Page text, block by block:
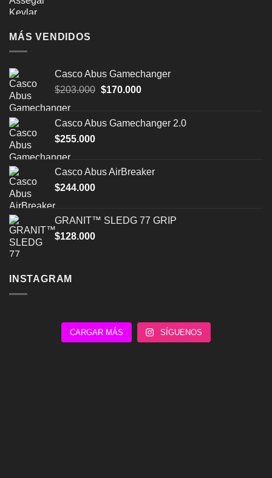
MÁS VENDIDOS
Casco Abus Gamechanger
$203.000 El
era:
$170.000El
es:
Casco Abus Gamechanger 2.0
$255.000
Casco Abus AirBreaker
$244.000
GRANIT™ SLEDG 77 GRIP
$128.000
INSTAGRAM
CARGAR MÁS SÍGUENOS